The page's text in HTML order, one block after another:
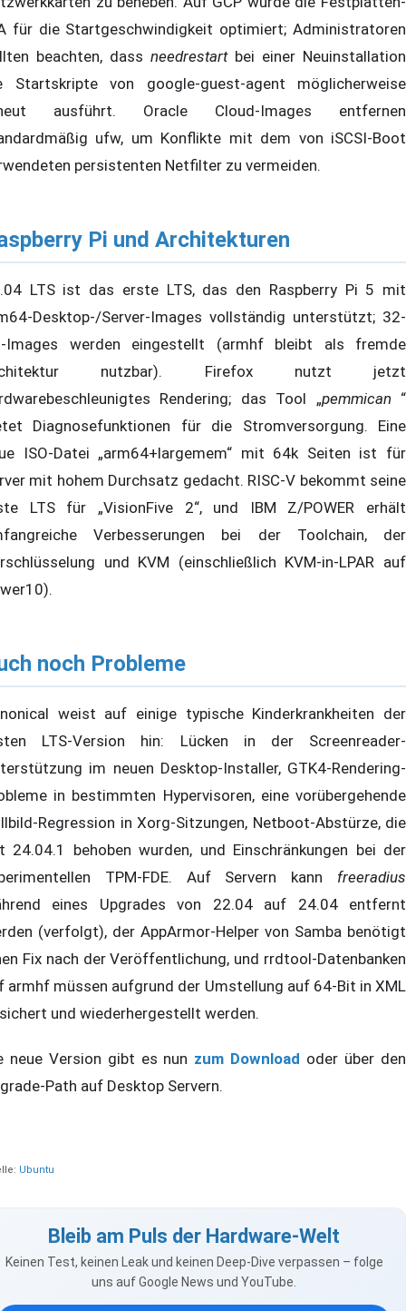
für die Startgeschwindigkeit optimiert; Administratoren
beachten, dass needrestartbei einer Neuinstallation
Startskripte von google-guest-agent möglicherweise
ausführt. Oracle Cloud-Images entfernen
ufw, um Konflikte mit dem von iSCSI-Boot
persistenten Netfilter zu vermeiden.
Pi und Architekturen
LTS ist das erste LTS, das den Raspberry Pi 5 mit
Desktop-/Server-Images vollständig unterstützt; 32-
Images werden eingestellt (armhf bleibt als fremde
nutzbar). Firefox nutzt jetzt
Rendering; das Tool „pemmican “
Diagnosefunktionen für die Stromversorgung. Eine
ISO-Datei „arm64+largemem“ mit 64k Seiten ist für
mit hohem Durchsatz gedacht. RISC-V bekommt seine
LTS für „VisionFive 2“, und IBM Z/POWER erhält
Verbesserungen bei der Toolchain, der
und KVM (einschließlich KVM-in-LPAR auf
noch Probleme
weist auf einige typische Kinderkrankheiten der
LTS-Version hin: Lücken in der Screenreader-
im neuen Desktop-Installer, GTK4-Rendering-
in bestimmten Hypervisoren, eine vorübergehende
Regression in Xorg-Sitzungen, Netboot-Abstürze, die
24.04.1 behoben wurden, und Einschränkungen bei der
TPM-FDE. Auf Servern kann freeradius
eines Upgrades von 22.04 auf 24.04 entfernt
(verfolgt), der AppArmor-Helper von Samba benötigt
Fix nach der Veröffentlichung, und rrdtool-Datenbanken
armhf müssen aufgrund der Umstellung auf 64-Bit in XML
und wiederhergestellt werden.
neue Version gibt es nun zum Download oder über den
Path auf Desktop Servern.
Ubuntu
Bleib am Puls der Hardware-Welt
Keinen Test, keinen Leak und keinen Deep-Dive verpassen – folge
uns auf Google News und YouTube.